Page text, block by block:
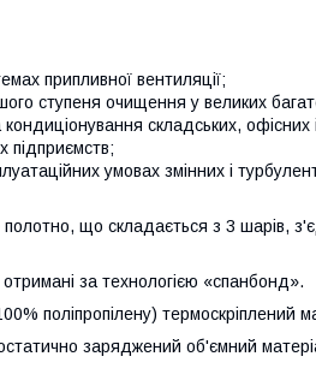
припливної вентиляції;
ступеня очищення у великих
складських,
підприємств;
умовах змінних і
що складається з 3 шарів,
за технологією «спанбонд».
поліпропілену) термоскріплений
заряджений об'ємний